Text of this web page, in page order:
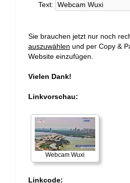
Text:
Sie brauchen jetzt nur noch
auszuwählen und per Copy &
Website einzufügen.
Vielen Dank!
Linkvorschau:
Webcam Wuxi
Linkcode: